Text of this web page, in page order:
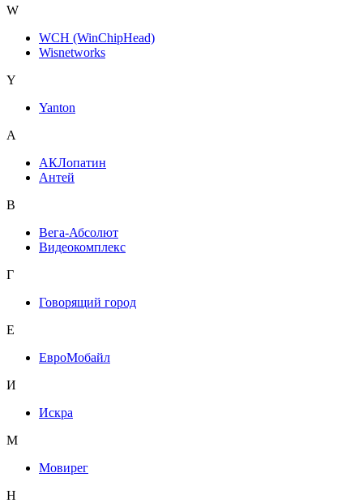
W
WCH (WinChipHead)
Wisnetworks
Y
Yanton
А
АКЛопатин
Антей
В
Вега-Абсолют
Видеокомплекс
Г
Говорящий город
Е
ЕвроМобайл
И
Искра
М
Мовирег
Н